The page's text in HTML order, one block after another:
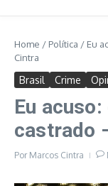
Home / Política / Eu
Cintra
Brasil Crime
Eu
castrado
Por Marcos Cintra